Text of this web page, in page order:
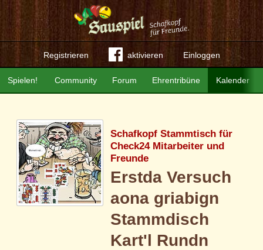
Registrieren aktivieren Einloggen
Community Forum Ehrentribüne Kalender
Spielen!
Schafkopf Stammtisch für
Check24 Mitarbeiter und
Freunde
Erstda Versuch
aona griabign
Stammdisch
Kart'l Rundn